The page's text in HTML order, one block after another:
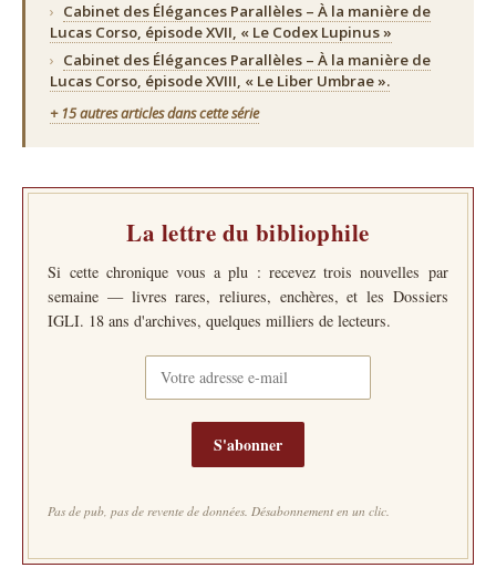
› Cabinet des Élégances Parallèles – À la manière de
Lucas Corso, épisode XVII, « Le Codex Lupinus »
› Cabinet des Élégances Parallèles – À la manière de
Lucas Corso, épisode XVIII, « Le Liber Umbrae ».
+ 15 autres articles dans cette série
La lettre du bibliophile
Si cette chronique vous a plu : recevez trois nouvelles par
semaine — livres rares, reliures, enchères, et les Dossiers
IGLI. 18 ans d'archives, quelques milliers de lecteurs.
S'abonner
Pas de pub, pas de revente de données. Désabonnement en un clic.